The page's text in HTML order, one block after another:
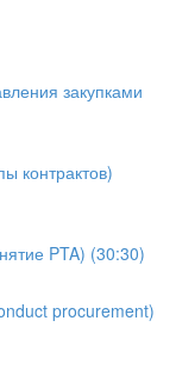
закупками
контрактов)
PTA) (30:30)
procurement)